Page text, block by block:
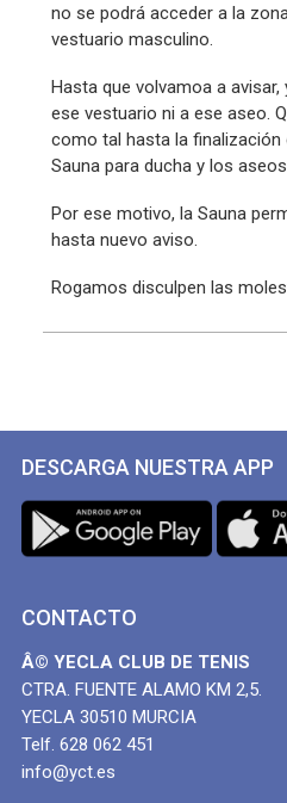
no se podrá acceder a la
vestuario masculino.
Hasta que volvamoa a
ese vestuario ni a ese aseo.
como tal hasta la finalización
Sauna para ducha y los
Por ese motivo, la Sauna
hasta nuevo aviso.
Rogamos disculpen las
DESCARGA NUESTRA APP
CONTACTO
Â© YECLA CLUB DE TENIS
CTRA. FUENTE ALAMO KM 2,5.
YECLA 30510 MURCIA
Telf. 628 062 451
info@yct.es